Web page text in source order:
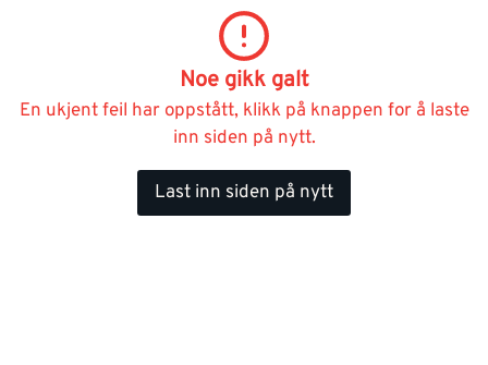
Noe gikk galt
En ukjent feil har oppstått, klikk på knappen for å laste
inn siden på nytt.
Last inn siden på nytt